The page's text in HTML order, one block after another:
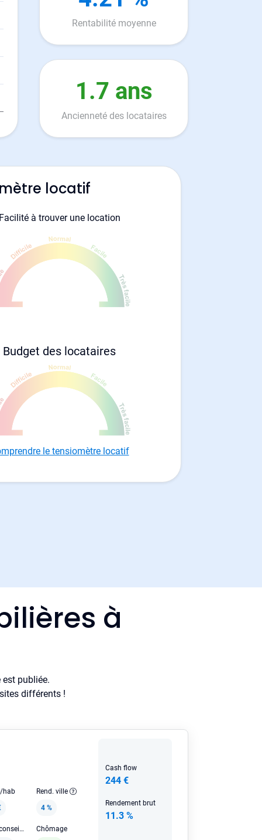
Rentabilité moyenne
1.7 ans
Ancienneté des locataires
locatif
Facilité à trouver une location
Budget des locataires
le tensiomètre locatif
à
publiée.
différents !
hab
Rend. ville
4 %
Loyer HC conseillé Chômage
Cash flow
244 €
Rendement brut
11.3 %